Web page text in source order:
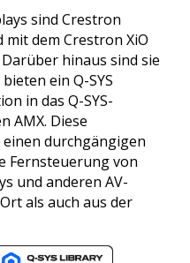
sind Crestron
dem Crestron XiO
hinaus sind sie
ein Q-SYS
in das Q-SYS-
AMX. Diese
durchgängigen
Fernsteuerung von
und anderen AV-
als auch aus der